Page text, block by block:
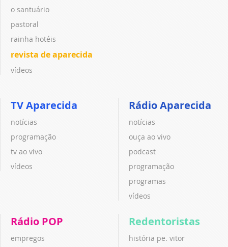
o santuário
pastoral
rainha hotéis
revista de aparecida
vídeos
TV Aparecida
notícias
programação
tv ao vivo
vídeos
Rádio Aparecida
notícias
ouça ao vivo
podcast
programação
programas
vídeos
Rádio POP
empregos
Redentoristas
história pe. vitor